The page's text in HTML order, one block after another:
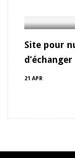
Site pour
21 APR